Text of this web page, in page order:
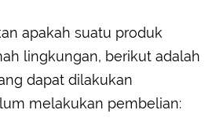
apakah suatu produk
lingkungan, berikut adalah
dapat dilakukan
melakukan pembelian: